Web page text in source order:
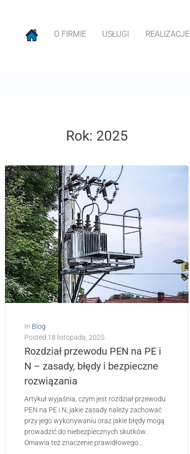
O FIRMIE USŁUGI REALIZACJE
Rok: 2025
In Blog
Posted 18 listopada, 2025
Rozdział przewodu PEN na PE i
N – zasady, błędy i bezpieczne
rozwiązania
Artykuł wyjaśnia, czym jest rozdział przewodu
PEN na PE i N, jakie zasady należy zachować
przy jego wykonywaniu oraz jakie błędy mogą
prowadzić do niebezpiecznych skutków.
Omawia też znaczenie prawidłowego...